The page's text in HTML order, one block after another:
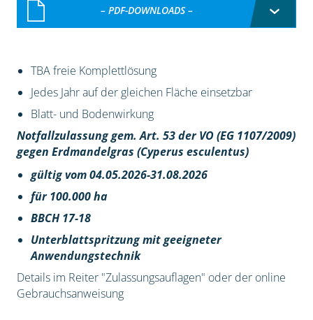
– PDF-DOWNLOADS –
TBA freie Komplettlösung
Jedes Jahr auf der gleichen Fläche einsetzbar
Blatt- und Bodenwirkung
Notfallzulassung gem. Art. 53 der VO (EG 1107/2009)
gegen Erdmandelgras (Cyperus esculentus)
gültig vom 04.05.2026-31.08.2026
für 100.000 ha
BBCH 17-18
Unterblattspritzung mit geeigneter
Anwendungstechnik
Details im Reiter "Zulassungsauflagen" oder der online
Gebrauchsanweisung